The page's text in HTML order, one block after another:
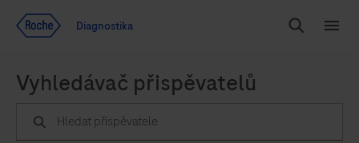
Diagnostika
Hledat
Vyhledávač přispěvatelů